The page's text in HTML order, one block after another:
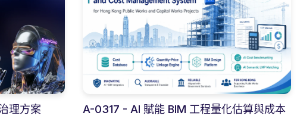
理方案
A-0317 - AI 賦能 BIM 工程量化估算與成本